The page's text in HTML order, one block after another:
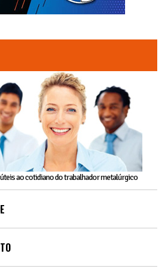
ao cotidiano do trabalhador metalúrgico